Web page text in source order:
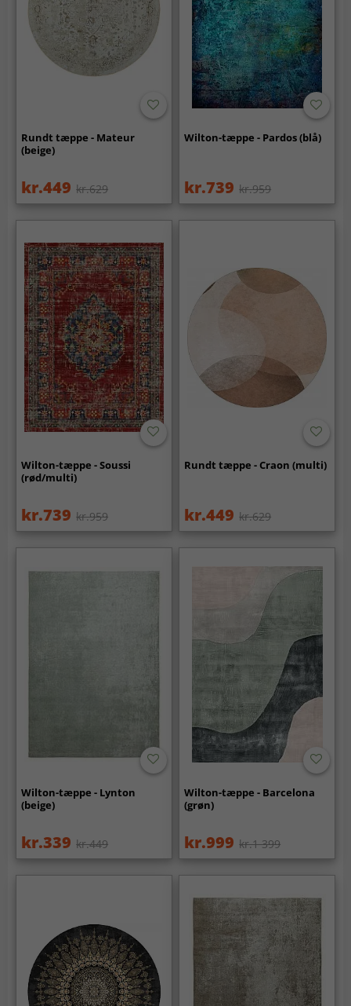
Rundt tæppe - Mateur
(beige)
kr.449 kr.629
Wilton-tæppe - Pardos (blå)
kr.739 kr.959
Wilton-tæppe - Soussi
(rød/multi)
kr.739 kr.959
Rundt tæppe - Craon (multi)
kr.449 kr.629
Wilton-tæppe - Lynton
(beige)
kr.339 kr.449
Wilton-tæppe - Barcelona
(grøn)
kr.999 kr.1 399